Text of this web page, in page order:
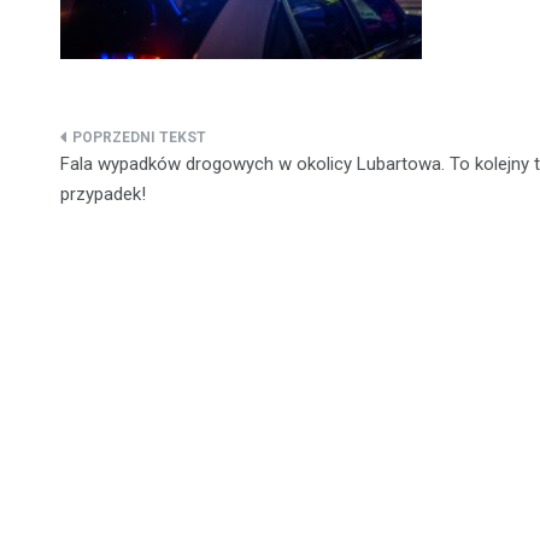
Nawigacja
wpisu
Fala wypadków drogowych w okolicy Lubartowa. To kolejny
przypadek!